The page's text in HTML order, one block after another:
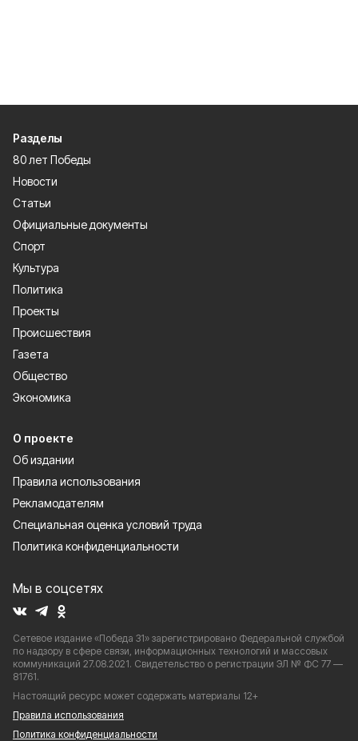
Разделы
80 лет Победы
Новости
Статьи
Официальные документы
Спорт
Культура
Политика
Проекты
Происшествия
Газета
Общество
Экономика
О проекте
Об издании
Правила использования
Рекламодателям
Специальная оценка условий труда
Политика конфиденциальности
Мы в соцсетях
Сетевое издание «Победа 31» зарегистрировано Федеральной службой
по надзору в сфере связи, информационных технологий и массовых
коммуникаций 27.08.2021. Свидетельство о регистрации ЭЛ № ФС 77 —
81761.
Настоящий ресурс может содержать материалы 12+
Правила использования
Политика конфиденциальности